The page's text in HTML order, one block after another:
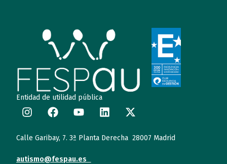
Entidad de utilidad pública
Calle Garibay, 7. 3ª Planta Derecha 28007 Madrid
autismo@fespau.es